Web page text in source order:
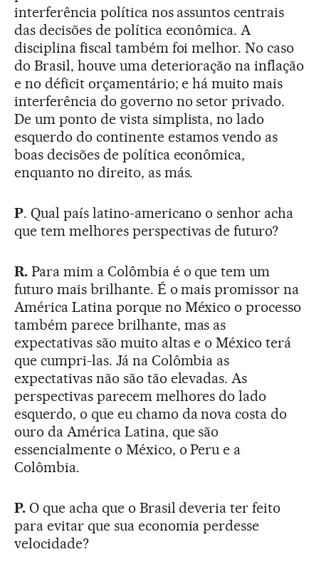
interferência política nos assuntos centrais
das decisões de política econômica. A
disciplina fiscal também foi melhor. No caso
do Brasil, houve uma deterioração na inflação
e no déficit orçamentário; e há muito mais
interferência do governo no setor privado.
De um ponto de vista simplista, no lado
esquerdo do continente estamos vendo as
boas decisões de política econômica,
enquanto no direito, as más.
P. Qual país latino-americano o senhor acha
que tem melhores perspectivas de futuro?
R.Para mim a Colômbia é o que tem um
futuro mais brilhante. É o mais promissor na
América Latina porque no México o processo
também parece brilhante, mas as
expectativas são muito altas e o México terá
que cumpri-las. Já na Colômbia as
expectativas não são tão elevadas. As
perspectivas parecem melhores do lado
esquerdo, o que eu chamo da nova costa do
ouro da América Latina, que são
essencialmente o México, o Peru e a
Colômbia.
P.O que acha que o Brasil deveria ter feito
para evitar que sua economia perdesse
velocidade?